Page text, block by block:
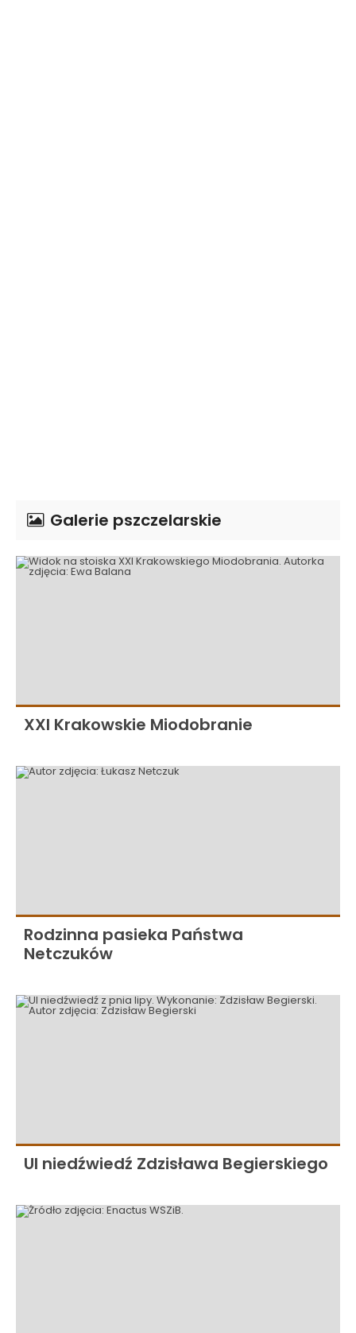
Galerie pszczelarskie
XXI Krakowskie Miodobranie
Rodzinna pasieka Państwa
Netczuków
Ul niedźwiedź Zdzisława Begierskiego